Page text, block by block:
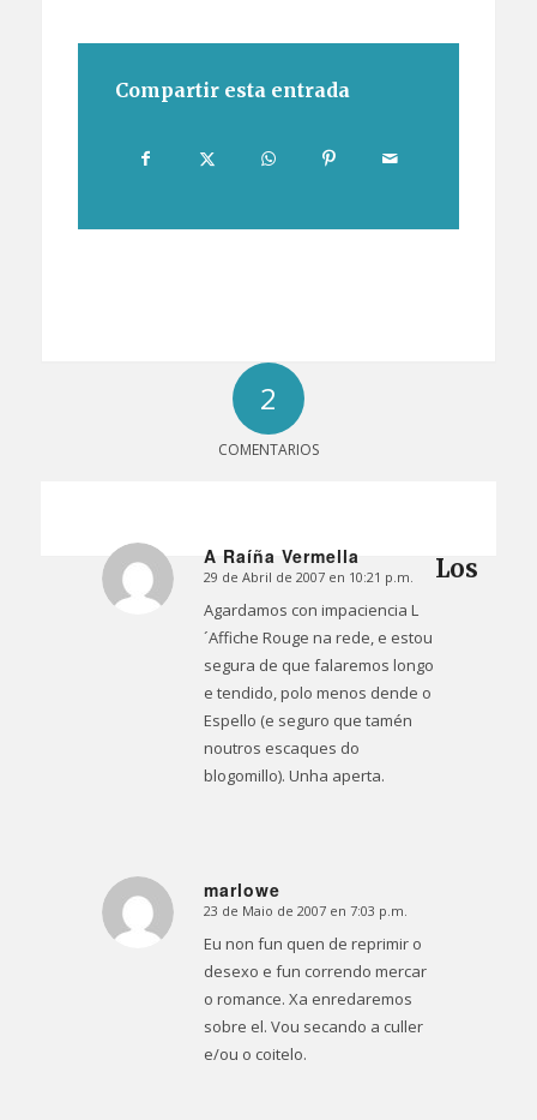
Compartir esta entrada
2
COMENTARIOS
A Raíña Vermella
Dice:
29 de Abril de 2007 en 10:21 p.m.
Agardamos con impaciencia L
´Affiche Rouge na rede, e estou
segura de que falaremos longo
e tendido, polo menos dende o
Espello (e seguro que tamén
noutros escaques do
blogomillo). Unha aperta.
marlowe
Dice:
23 de Maio de 2007 en 7:03 p.m.
Eu non fun quen de reprimir o
desexo e fun correndo mercar
o romance. Xa enredaremos
sobre el. Vou secando a culler
e/ou o coitelo.
Los